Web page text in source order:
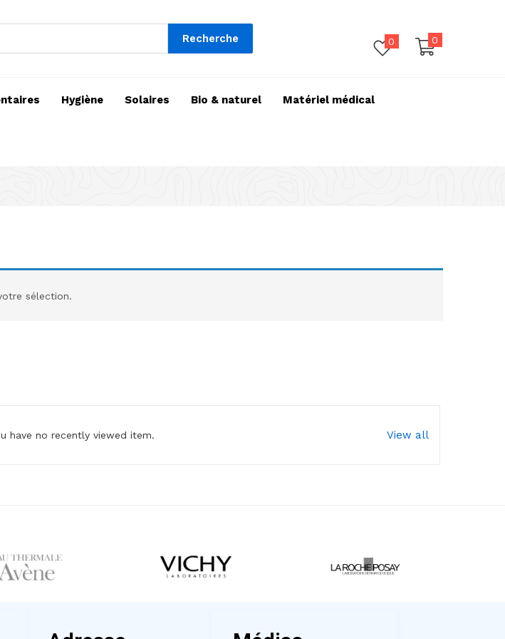
Recherche 0 0
Hygiène Solaires Bio & naturel Matériel médical
sélection.
have no recently viewed item. View all